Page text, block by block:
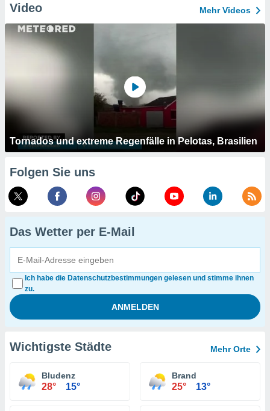
Video Mehr Videos
Tornados und extreme Regenfälle in Pelotas, Brasilien
Folgen Sie uns
Das Wetter per E-Mail
Ich habe die Datenschutzbestimmungen gelesen und stimme ihnen
zu.
Wichtigste Städte Mehr Orte
Bludenz
28° 15°
Brand
25° 13°